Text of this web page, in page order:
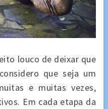
louco de deixar que
que seja um
e muitas vezes,
Em cada etapa da